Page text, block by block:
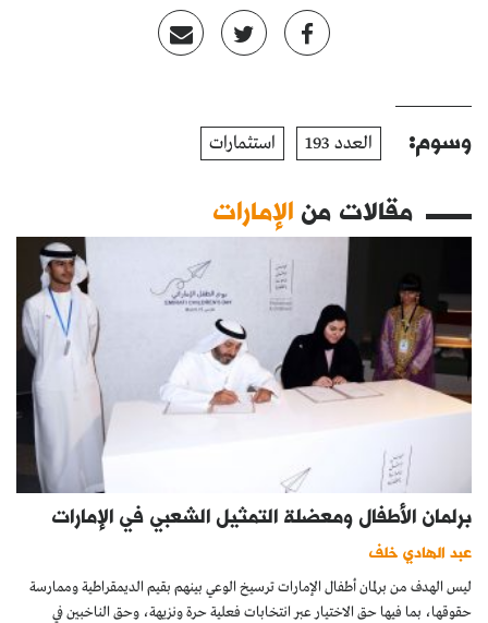
وسوم: العدد 193 استثمارات
مقالات منالإمارات
برلمان الأطفال ومعضلة التمثيل الشعبي في الإمارات
عبد الهادي خلف
ليس الهدف من برلمان أطفال الإمارات ترسيخ الوعي بينهم بقيم الديمقراطية وممارسة
حقوقها، بما فيها حق الاختيار عبر انتخابات فعلية حرة ونزيهة، وحق الناخبين في